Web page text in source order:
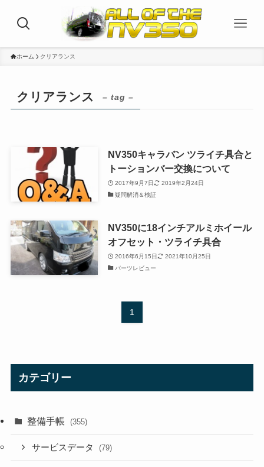
ホーム クリアランス
クリアランス – tag –
NV350キャラバン ツライチ具合と
トーションバー交換について
2017年9月7日
2019年2月24日
疑問解消＆検証
NV350に18インチアルミホイール
オフセット・ツライチ具合
2016年6月15日
2021年10月25日
パーツレビュー
1
カテゴリー
整備手帳 (355)
サービスデータ (79)